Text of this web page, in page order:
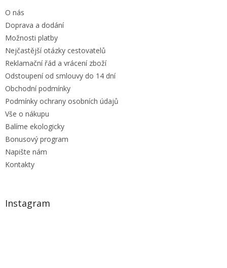
O nás
Doprava a dodání
Možnosti platby
Nejčastější otázky cestovatelů
Reklamační řád a vrácení zboží
Odstoupení od smlouvy do 14 dní
Obchodní podmínky
Podmínky ochrany osobních údajů
Vše o nákupu
Balíme ekologicky
Bonusový program
Napište nám
Kontakty
Instagram